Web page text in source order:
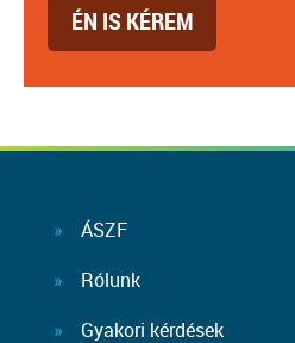
ÉN IS KÉREM
ÁSZF
Rólunk
Gyakori kérdések